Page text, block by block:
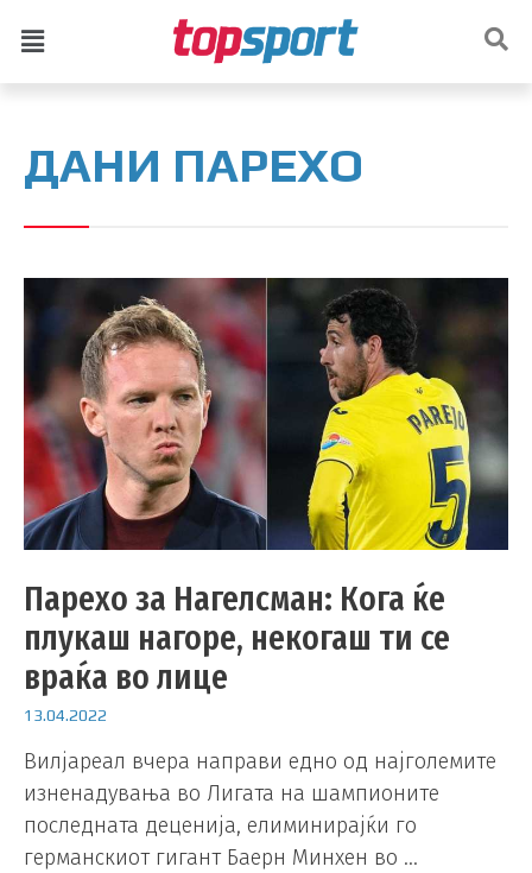
ДАНИ ПАРЕХО
Парехо за Нагелсман: Кога ќе
плукаш нагоре, некогаш ти се
враќа во лице
13.04.2022
Вилјареал вчера направи едно од најголемите
изненадувања во Лигата на шампионите
последната деценија, елиминирајќи го
германскиот гигант Баерн Минхен во …